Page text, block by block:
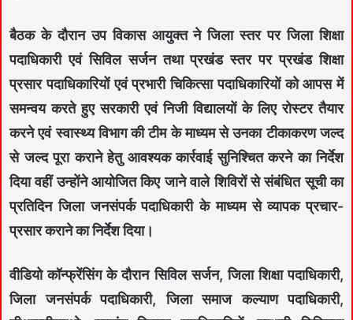
बैठक के दौरान उप विकास आयुक्त ने जिला स्तर पर जिला शिक्षा
पदाधिकारी एवं सिविल सर्जन तथा प्रखंड स्तर पर प्रखंड शिक्षा
प्रसार पदाधिकारियों एवं प्रभारी चिकित्सा पदाधिकारियों को आपस में
समन्वय करते हुए सरकारी एवं निजी विद्यालयों के लिए रोस्टर तैयार
करने एवं स्वास्थ्य विभाग की टीम के माध्यम से उनका टीकाकरण जल्द
से जल्द पूरा कराने हेतु आवश्यक कार्रवाई सुनिश्चित करने का निर्देश
दिया वहीं उन्होंने आयोजित किए जाने वाले शिविरों से संबंधित सूची का
प्रतिदिन जिला जनसंपर्क पदाधिकारी के माध्यम से व्यापक प्रचार-
प्रसार कराने का निर्देश दिया।
वीडियो कॉन्फ्रेंसिंग के दौरान सिविल सर्जन, जिला शिक्षा पदाधिकारी,
जिला जनसंपर्क पदाधिकारी, जिला समाज कल्याण पदाधिकारी,